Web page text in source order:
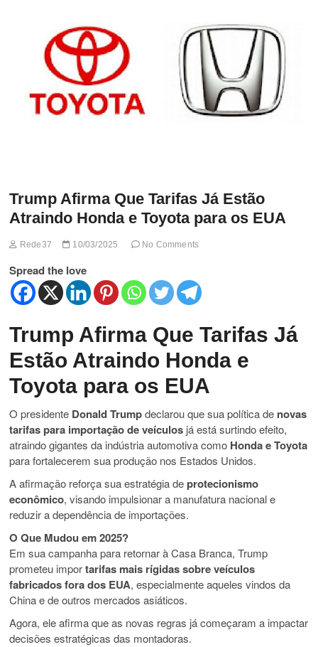
Trump Afirma Que Tarifas Já Estão
Atraindo Honda e Toyota para os EUA
Rede37 10/03/2025 No Comments
Spread the love
Trump Afirma Que Tarifas Já
Estão Atraindo Honda e
Toyota para os EUA
O presidente Donald Trumpdeclarou que sua política de novas
tarifas para importação de veículos já está surtindo efeito,
atraindo gigantes da indústria automotiva como Honda e Toyota
para fortalecerem sua produção nos Estados Unidos.
A afirmação reforça sua estratégia deprotecionismo
econômico, visando impulsionar a manufatura nacional e
reduzir a dependência de importações.
O Que Mudou em 2025?
Em sua campanha para retornar à Casa Branca, Trump
prometeu importarifas mais rígidas sobre veículos
fabricados fora dos EUA, especialmente aqueles vindos da
China e de outros mercados asiáticos.
Agora, ele afirma que as novas regras já começaram a impactar
decisões estratégicas das montadoras.